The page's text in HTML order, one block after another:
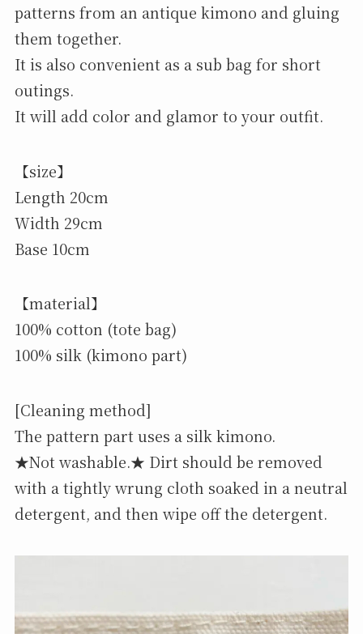
patterns from an antique kimono and gluing
them together.
It is also convenient as a sub bag for short
outings.
It will add color and glamor to your outfit.
【size】
Length 20cm
Width 29cm
Base 10cm
【material】
100% cotton (tote bag)
100% silk (kimono part)
[Cleaning method]
The pattern part uses a silk kimono.
★Not washable.★ Dirt should be removed
with a tightly wrung cloth soaked in a neutral
detergent, and then wipe off the detergent.